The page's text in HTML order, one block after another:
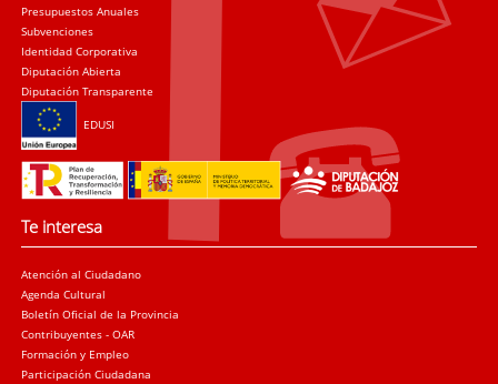
Presupuestos Anuales
Subvenciones
Identidad Corporativa
Diputación Abierta
Diputación Transparente
EDUSI
Te interesa
Atención al Ciudadano
Agenda Cultural
Boletín Oficial de la Provincia
Contribuyentes - OAR
Formación y Empleo
Participación Ciudadana